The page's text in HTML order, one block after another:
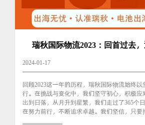
瑞秋国际物流2023：回首过去
2024-01-17
回顾2023这一年的历程，瑞秋国际物流始终
行。在挑战与变化中，我们坚守初心，积极应
出到日落，从月升到星繁，我们走过了365个
在努力前行，不断追求卓越。我们坚信，只要